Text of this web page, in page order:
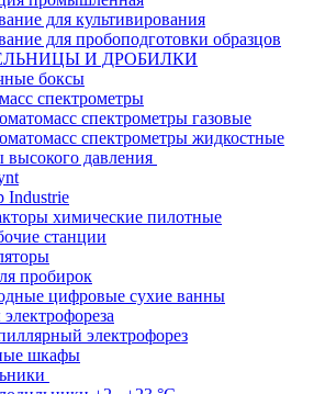
для культивирования
для пробоподготовки образцов
И ДРОБИЛКИ
боксы
спектрометры
спектрометры газовые
спектрометры жидкостные
высокого давления
Industrie
химические пилотные
станции
пробирок
цифровые сухие ванны
электрофорез
шкафы